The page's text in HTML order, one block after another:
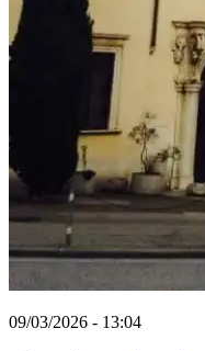
09/03/2026 - 13:04